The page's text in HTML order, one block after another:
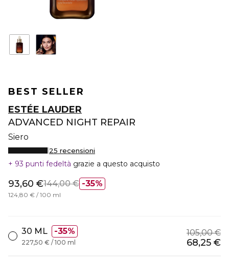
BEST SELLER
ESTÉE LAUDER
ADVANCED NIGHT REPAIR
Siero
25 recensioni
93 punti fedeltà grazie a questo acquisto
35%
93,60 €144,00 €
124,80 € / 100 ml
30 ML 35% 105,00 €
68,25 €
227,50 € / 100 ml